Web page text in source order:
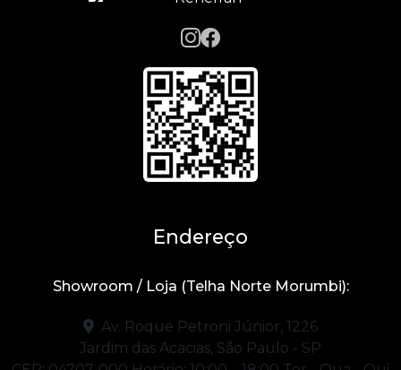
Endereço
Showroom / Loja (Telha Norte Morumbi):
Av. Roque Petroni Júnior, 1226
Jardim das Acacias, São Paulo - SP